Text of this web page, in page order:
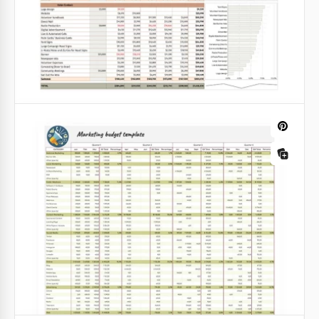
Presupuesto de campaña
¡Si estás buscando una forma conveniente de
calcular tu presupuesto de campaña, está aquí
mismo!
Google Sheets